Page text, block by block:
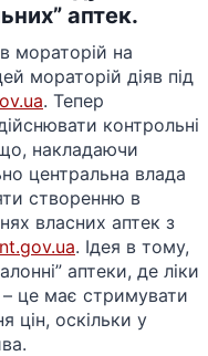
аптек.
мораторій на
мораторій діяв під
. Тепер
контрольні
накладаючи
центральна влада
створенню в
власних аптек з
. Ідея в тому,
аптеки, де ліки
це має стримувати
цін, оскільки у